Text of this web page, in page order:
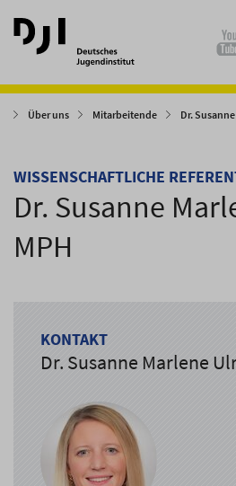
Direkt
zum
Hauptinhalt
Direkt
zum
Hauptmenü
Über uns Mitarbeitende Dr.
WISSENSCHAFTLICHE
Dr. Susanne
MPH
KONTAKT
Dr. Susanne Marlene